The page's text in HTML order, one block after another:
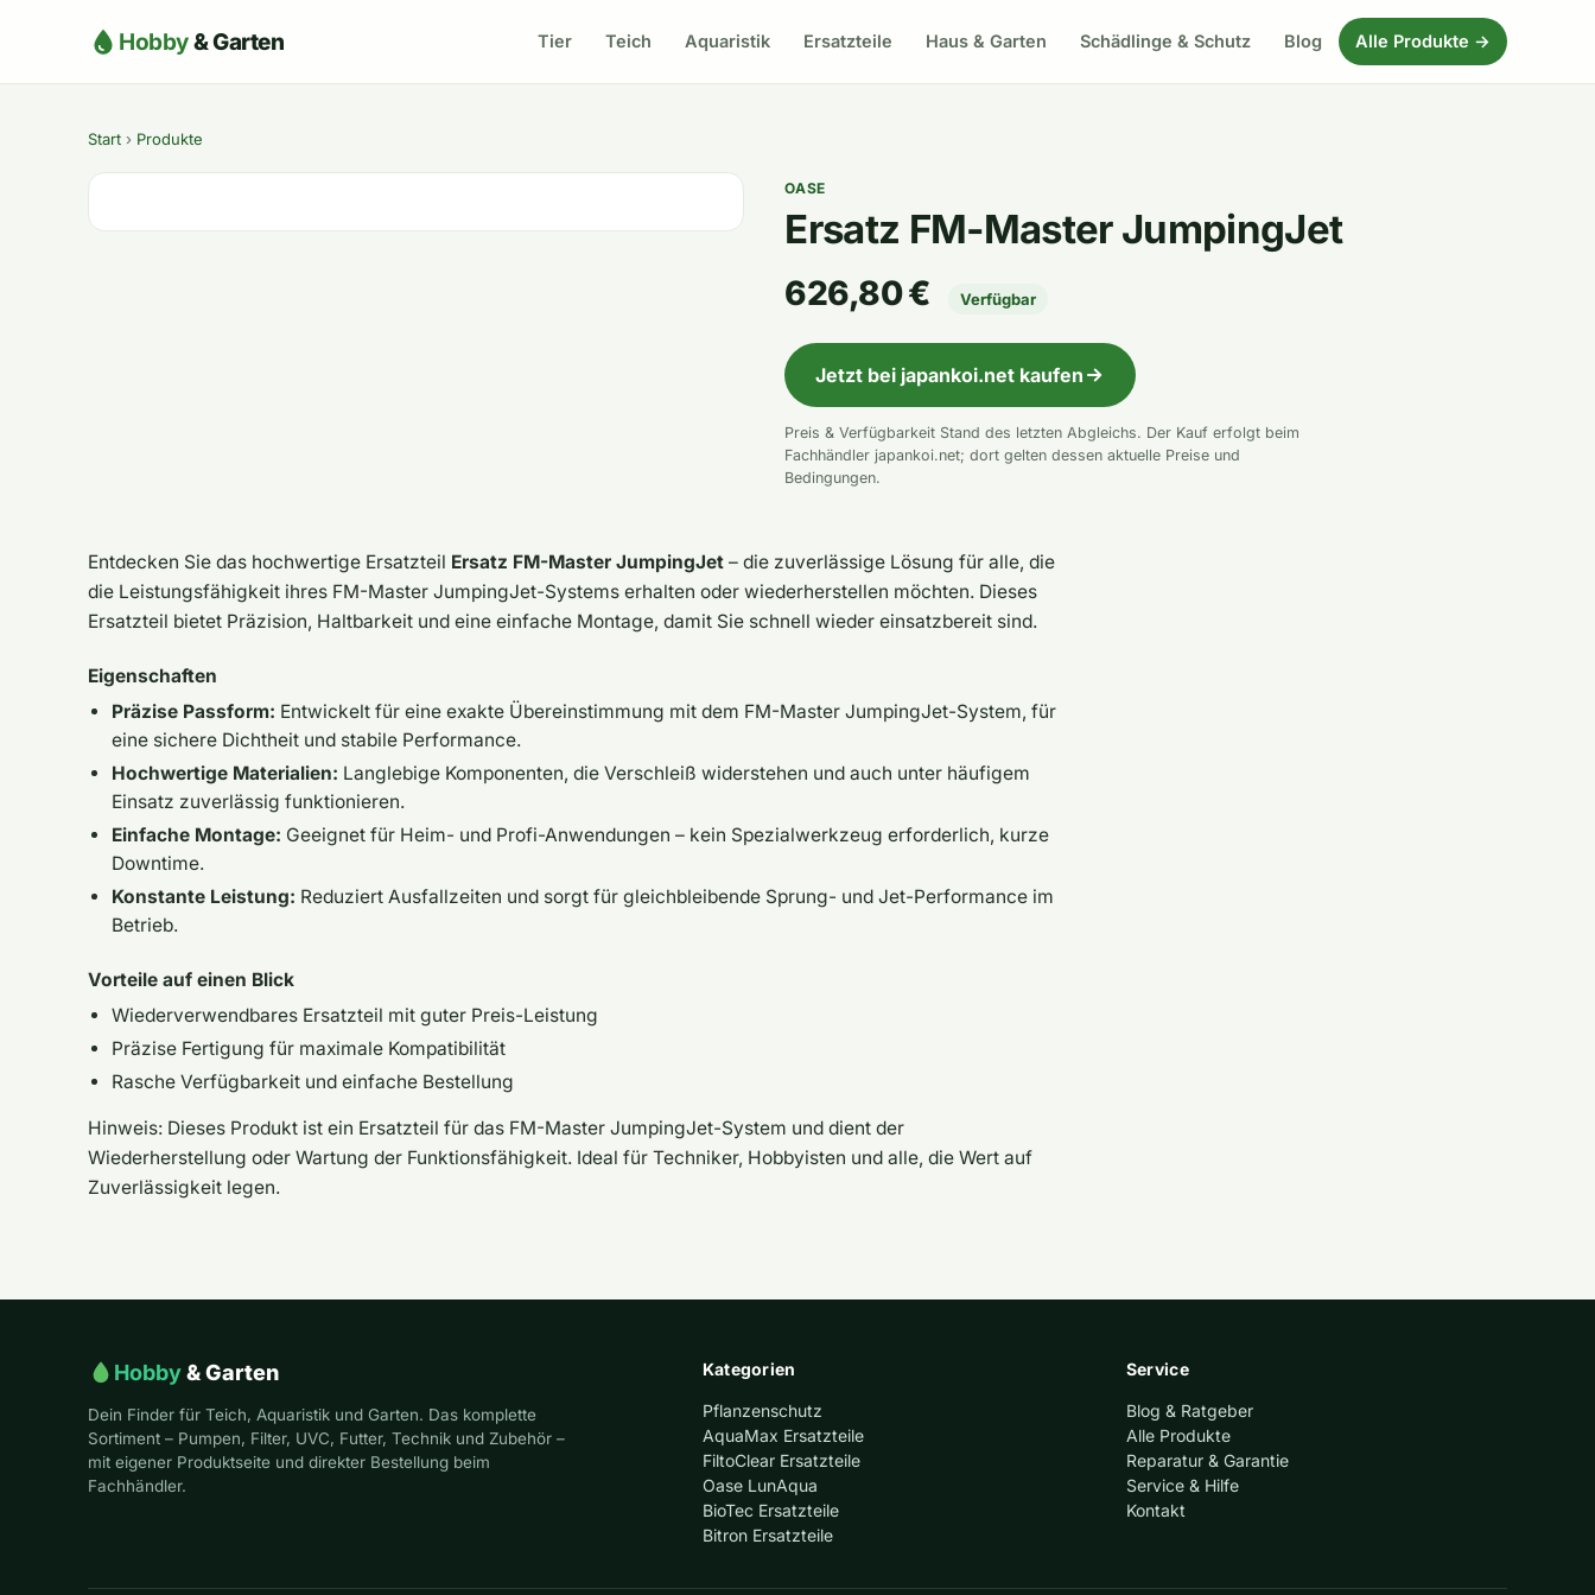
Hobby& Garten Tier Teich Aquaristik Ersatzteile Haus & Garten Schädlinge & Schutz Blog Alle Produkte →
Start › Produkte
OASE
Ersatz FM-Master JumpingJet
626,80 € Verfügbar
Jetzt bei japankoi.net kaufen
Preis & Verfügbarkeit Stand des letzten Abgleichs. Der Kauf erfolgt beim
Fachhändler japankoi.net; dort gelten dessen aktuelle Preise und
Bedingungen.
Entdecken Sie das hochwertige Ersatzteil Ersatz FM-Master JumpingJet – die zuverlässige Lösung für alle, die
die Leistungsfähigkeit ihres FM-Master JumpingJet-Systems erhalten oder wiederherstellen möchten. Dieses
Ersatzteil bietet Präzision, Haltbarkeit und eine einfache Montage, damit Sie schnell wieder einsatzbereit sind.
Eigenschaften
Präzise Passform: Entwickelt für eine exakte Übereinstimmung mit dem FM-Master JumpingJet-System, für
eine sichere Dichtheit und stabile Performance.
Hochwertige Materialien: Langlebige Komponenten, die Verschleiß widerstehen und auch unter häufigem
Einsatz zuverlässig funktionieren.
Einfache Montage: Geeignet für Heim- und Profi-Anwendungen – kein Spezialwerkzeug erforderlich, kurze
Downtime.
Konstante Leistung: Reduziert Ausfallzeiten und sorgt für gleichbleibende Sprung- und Jet-Performance im
Betrieb.
Vorteile auf einen Blick
Wiederverwendbares Ersatzteil mit guter Preis-Leistung
Präzise Fertigung für maximale Kompatibilität
Rasche Verfügbarkeit und einfache Bestellung
Hinweis: Dieses Produkt ist ein Ersatzteil für das FM-Master JumpingJet-System und dient der
Wiederherstellung oder Wartung der Funktionsfähigkeit. Ideal für Techniker, Hobbyisten und alle, die Wert auf
Zuverlässigkeit legen.
Hobby& Garten
Dein Finder für Teich, Aquaristik und Garten. Das komplette
Sortiment – Pumpen, Filter, UVC, Futter, Technik und Zubehör –
mit eigener Produktseite und direkter Bestellung beim
Fachhändler.
Kategorien
Pflanzenschutz
AquaMax Ersatzteile
FiltoClear Ersatzteile
Oase LunAqua
BioTec Ersatzteile
Bitron Ersatzteile
Service
Blog & Ratgeber
Alle Produkte
Reparatur & Garantie
Service & Hilfe
Kontakt